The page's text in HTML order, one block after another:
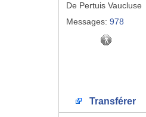
De Pertuis Vaucluse
Messages: 978
Transférer